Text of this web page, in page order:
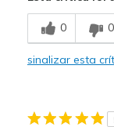
Breathe Well
Comfortable
0 0
sinalizar esta